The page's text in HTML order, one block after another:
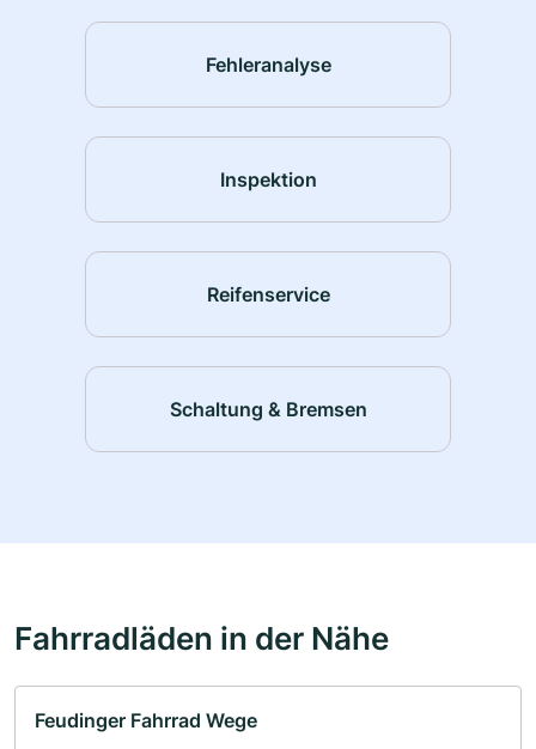
Fehleranalyse
Inspektion
Reifenservice
Schaltung & Bremsen
Fahrradläden in der Nähe
Feudinger Fahrrad Wege